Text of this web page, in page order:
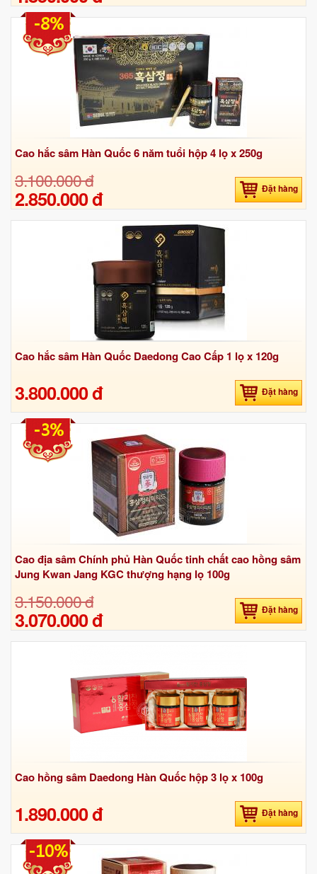
Cao hắc sâm Hàn Quốc 6 năm tuổi hộp 4 lọ x 250g
3.100.000 đ
2.850.000 đ Đặt hàng
-8%
Cao hắc sâm Hàn Quốc Daedong Cao Cấp 1 lọ x 120g
3.800.000 đ Đặt hàng
Cao địa sâm Chính phủ Hàn Quốc tinh chất cao hồng sâm
Jung Kwan Jang KGC thượng hạng lọ 100g
3.150.000 đ
3.070.000 đ Đặt hàng
-3%
Cao hồng sâm Daedong Hàn Quốc hộp 3 lọ x 100g
1.890.000 đ Đặt hàng
-10%